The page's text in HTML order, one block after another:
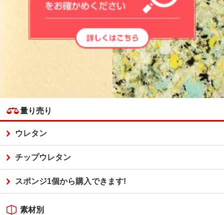
量り売り
ウレタン
チップウレタン
スポンジ1個から購入できます!
素材別